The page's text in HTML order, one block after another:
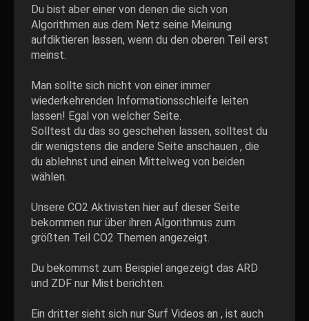
Du bist aber einer von denen die sich von
Algorithmen aus dem Netz seine Meinung
aufdiktieren lassen, wenn du den oberen Teil erst
meinst.
Man sollte sich nicht von einer immer
wiederkehrenden Informationsschleife leiten
lassen! Egal von welcher Seite.
Solltest du das so geschehen lassen, solltest du
dir wenigstens die andere Seite anschauen , die
du ablehnst und einen Mittelweg von beiden
wählen.
Unsere CO2 Aktivisten hier auf dieser Seite
bekommen nur über ihren Algorithmus zum
größten Teil CO2 Themen angezeigt.
Du bekommst zum Beispiel angezeigt das ARD
und ZDF nur Mist berichten.
Ein dritter sieht sich nur Surf Videos an , ist auch